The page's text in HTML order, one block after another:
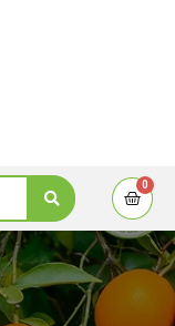
0
Cart